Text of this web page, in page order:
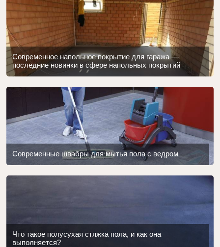
Современное напольное покрытие для гаража —
последние новинки в сфере напольных покрытий
Современные швабры для мытья пола с ведром
Что такое полусухая стяжка пола, и как она
выполняется?